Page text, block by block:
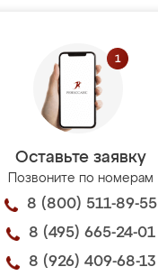
Оставьте заявку
Позвоните по номерам
8 (800) 511-89-55
8 (495) 665-24-01
8 (926) 409-68-13